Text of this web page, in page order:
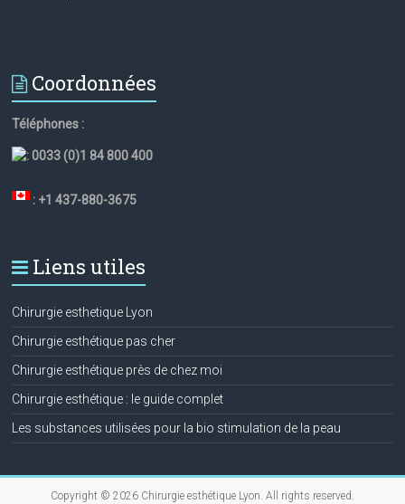
Coordonnées
Téléphones :
:0033 (0)1 84 800 400
: +1 437-880-3675
Liens utiles
Chirurgie esthetique Lyon
Chirurgie esthétique pas cher
Chirurgie esthétique près de chez moi
Chirurgie esthétique : le guide complet
Les substances utilisées pour la bio stimulation de la peau
Copyright © 2026 Chirurgie esthétique Lyon . All rights reserved.